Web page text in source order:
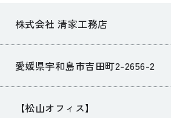
株式会社 清家工務店
愛媛県宇和島市吉田町2-2656-2
【松山オフィス】